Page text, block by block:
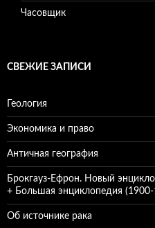
Часовщик
СВЕЖИЕ ЗАПИСИ
Геология
Экономика и право
Античная география
Брокгауз-Ефрон. Новый
+ Большая энциклопедия (1900-
Об источнике рака